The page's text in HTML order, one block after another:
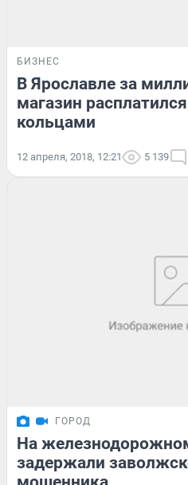
БИЗНЕС
В Ярославле за
магазин
кольцами
12 апреля, 2018, 12:21 5 139
ГОРОД
На
задержали